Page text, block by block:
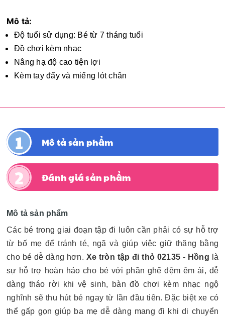
Mô tả:
Độ tuổi sử dụng: Bé từ 7 tháng tuổi
Đồ chơi kèm nhạc
Nâng hạ độ cao tiện lợi
Kèm tay đẩy và miếng lót chân
Mô tả sản phẩm
Đánh giá sản phẩm
Mô tả sản phẩm
Các bé trong giai đoạn tập đi luôn cần phải có sự hỗ trợ
từ bố mẹ để tránh té, ngã và giúp việc giữ thăng bằng
cho bé dễ dàng hơn. Xe tròn tập đi thỏ 02135 - Hồng là
sự hỗ trợ hoàn hảo cho bé với phần ghế đệm êm ái, dễ
dàng tháo rời khi vệ sinh, bàn đồ chơi kèm nhạc ngộ
nghĩnh sẽ thu hút bé ngay từ lần đầu tiên. Đặc biệt xe có
thể gấp gọn giúp ba mẹ dễ dàng mang đi khi di chuyển